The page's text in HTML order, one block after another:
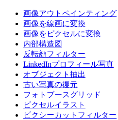
画像アウトペインティング
画像を線画に変換
画像をピクセルに変換
内部構造図
反転顔フィルター
LinkedInプロフィール写真
オブジェクト抽出
古い写真の復元
フォトブースグリッド
ピクセルイラスト
ピクシーカットフィルター